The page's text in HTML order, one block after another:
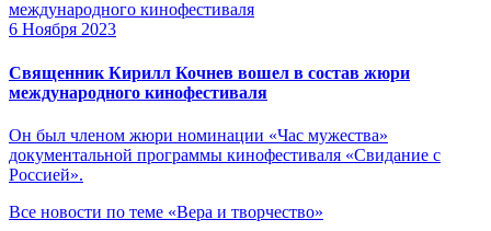
6 Ноября 2023
Священник Кирилл Кочнев вошел в состав жюри
международного кинофестиваля
Он был членом жюри номинации «Час мужества»
документальной программы кинофестиваля «Свидание с
Россией».
Все новости по теме «Вера и творчество»